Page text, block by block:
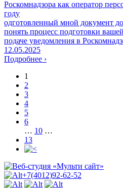
Роскомнадзора как оператор
году
одготовленный мной документ
понять процесс подготовки
подаче уведомления в
12.05.2025
Подробнее ›
1
2
3
4
5
6
… 10 …
13
+7(4012)92-62-52